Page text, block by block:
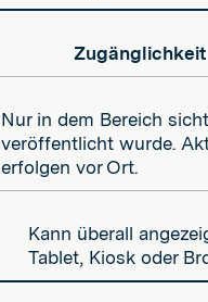
Zugänglichkeit
Nur in dem Bereich
veröffentlicht wurde.
erfolgen vor Ort.
Kann überall
Tablet, Kiosk oder